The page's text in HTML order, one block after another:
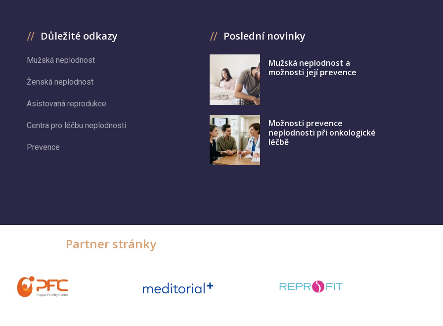
Důležité odkazy
Mužská neplodnost
Ženská neplodnost
Asistovaná reprodukce
Centra pro léčbu neplodnosti
Prevence
Poslední novinky
Mužská neplodnost a
možnosti její prevence
Možnosti prevence
neplodnosti při onkologické
léčbě
Partner stránky